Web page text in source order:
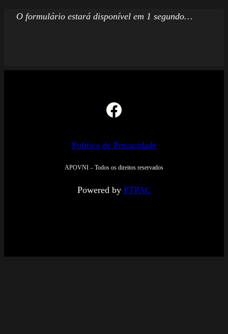
O formulário estará disponível em 1 segundo…
Facebook
Política de Privacidade
APOVNI – Todos os direitos reservados
Powered by PTPAC